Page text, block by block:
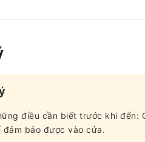
điều cần biết trước khi đến:
đảm bảo được vào cửa.